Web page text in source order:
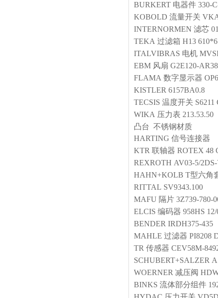
BURKERT 电器件 330-
KOBOLD 流量开关
INTERNORMEN 滤芯
TEKA 过滤箱 H13
ITALVIBRAS 电机
EBM 风扇 G2E120-
FLAMA 数字显示器
KISTLER 6157BA0.8
TECSIS 温度开关 S6211
WIKA 压力表
凸台 不锈钢材质
HARTING 信号连接器
KTR 联轴器 ROTEX 48
REXROTH AV03-5/
HAHN+KOLB T型六角
RITTAL SV9343.100
MAFU 隔片 3Z739-780-
ELCIS 编码器 958HS
BENDER IRDH375-435
MAHLE 过滤器 PI8208
TR 传感器 CEV58M-
SCHUBERT+SALZER
WOERNER 减压阀
BINKS 流体部分组件